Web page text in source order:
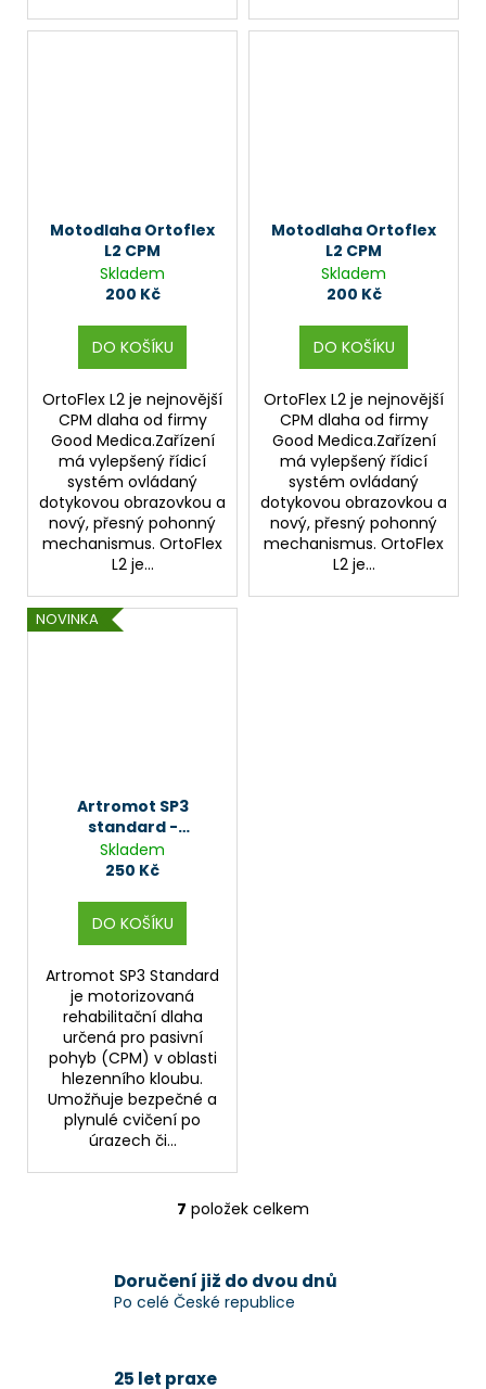
Motodlaha Ortoflex
L2 CPM
Skladem
200 Kč
DO KOŠÍKU
OrtoFlex L2 je nejnovější
CPM dlaha od firmy
Good Medica.Zařízení
má vylepšený řídicí
systém ovládaný
dotykovou obrazovkou a
nový, přesný pohonný
mechanismus. OrtoFlex
L2 je...
Motodlaha Ortoflex
L2 CPM
Skladem
200 Kč
DO KOŠÍKU
OrtoFlex L2 je nejnovější
CPM dlaha od firmy
Good Medica.Zařízení
má vylepšený řídicí
systém ovládaný
dotykovou obrazovkou a
nový, přesný pohonný
mechanismus. OrtoFlex
L2 je...
NOVINKA
Artromot SP3
standard -
Motodlaha na kotník
Skladem
250 Kč
DO KOŠÍKU
Artromot SP3 Standard
je motorizovaná
rehabilitační dlaha
určená pro pasivní
pohyb (CPM) v oblasti
hlezenního kloubu.
Umožňuje bezpečné a
plynulé cvičení po
úrazech či...
O
á
d
7 položek celkem
Doručení již do dvou dnů
Po celé České republice
25 let praxe